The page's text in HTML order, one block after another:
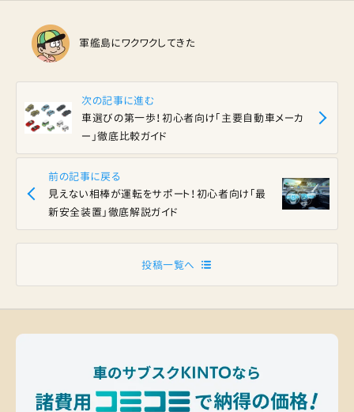
軍艦島にワクワクしてきた
前の記事に戻る
見えない相棒が運転をサポート！初心者向け「最
新安全装置」徹底解説ガイド
次の記事に進む
車選びの第一歩！初心者向け「主要自動車メーカ
ー」徹底比較ガイド
投稿一覧へ